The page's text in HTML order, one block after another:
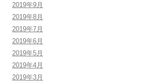
2019年9月
2019年8月
2019年7月
2019年6月
2019年5月
2019年4月
2019年3月